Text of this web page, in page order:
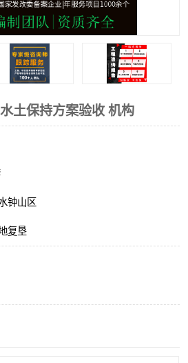
土保持方案验收 机构
钟山区
复垦